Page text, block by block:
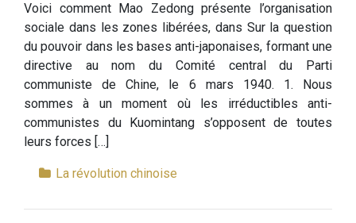
Voici comment Mao Zedong présente l’organisation
sociale dans les zones libérées, dans Sur la question
du pouvoir dans les bases anti-japonaises, formant une
directive au nom du Comité central du Parti
communiste de Chine, le 6 mars 1940. 1. Nous
sommes à un moment où les irréductibles anti-
communistes du Kuomintang s’opposent de toutes
leurs forces […]
La révolution chinoise